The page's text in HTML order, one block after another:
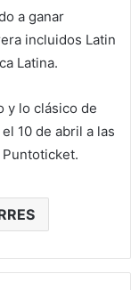
a ganar
incluidos Latin
Latina.
y lo clásico de
10 de abril a las